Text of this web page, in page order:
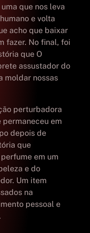
que nos leva
e volta
acho que baixar
fazer. No final, foi
que O
assustador do
moldar nossas
perturbadora
em
depois de
que
em um
e do
Um item
na
pessoal e